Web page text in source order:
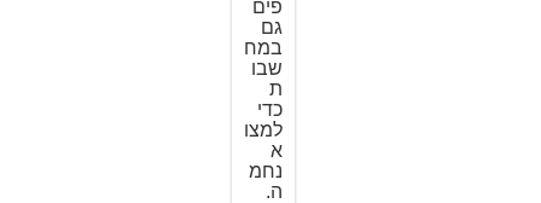
פים
גם
במח
שבו
ת
כדי
למצו
א
נחמ
ה.